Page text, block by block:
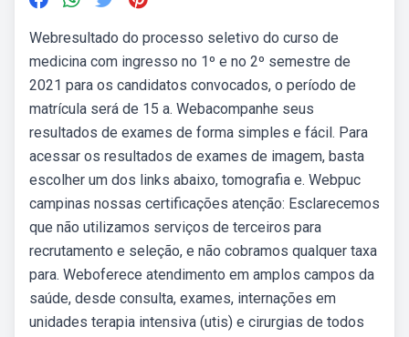
Webresultado do processo seletivo do curso de
medicina com ingresso no 1º e no 2º semestre de
2021 para os candidatos convocados, o período de
matrícula será de 15 a. Webacompanhe seus
resultados de exames de forma simples e fácil. Para
acessar os resultados de exames de imagem, basta
escolher um dos links abaixo, tomografia e. Webpuc
campinas nossas certificações atenção: Esclarecemos
que não utilizamos serviços de terceiros para
recrutamento e seleção, e não cobramos qualquer taxa
para. Weboferece atendimento em amplos campos da
saúde, desde consulta, exames, internações em
unidades terapia intensiva (utis) e cirurgias de todos